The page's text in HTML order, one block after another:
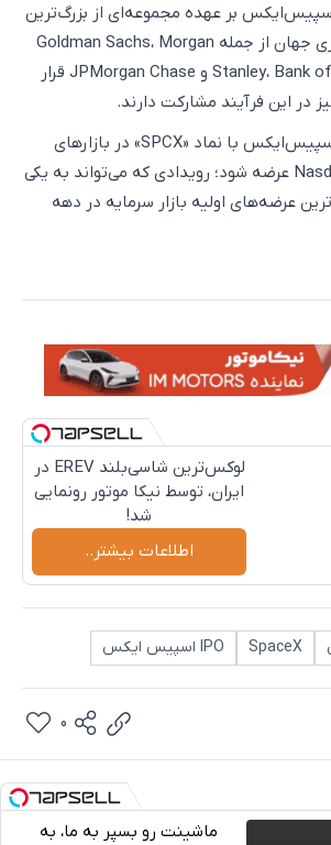
بر عهده مجموعه‌ای از بزرگ‌ترین
بانک‌های سرمایه‌گذاری جهان از جمله Goldman Sachs، Morgan
Stanley، Bank of America، Citigroup و JPMorgan Chase قرار
انتظار می‌رود سهام اسپیس‌ایکس با نماد «SPCX» در بازارهای
Nasdaq و Nasdaq Texas عرضه شود؛ رویدادی که می‌تواند به یکی
عرضه‌های اولیه بازار سرمایه در دهه
لوکس‌ترین شاسی‌بلند EREV در
ایران، توسط نیکا موتور رونمایی
شد!
اطلاعات بیشتر..
SpaceX IPO اسپیس ایکس
0
ماشینت رو بسپر به ما، به